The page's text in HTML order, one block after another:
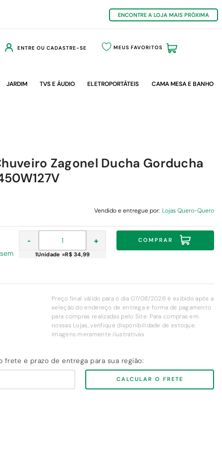
ENCONTRE A LOJA MAIS PRÓXIMA
ENTRE OU CADASTRE-SE MEUS FAVORITOS
JARDIM TVS E ÁUDIO ELETROPORTÁTEIS CAMA MESA E BANHO
Zagonel Ducha Gorducha
Vendido e entregue por: Lojas Quero-Quero
+
-
1Unidade =R$ 34,99
COMPRAR
Preço final válido para o dia 07/08/2026 é exibido após a
seleção do endereço de entrega e forma de pagamento
para compras realizadas pelo Site. Para compras em
nossas Lojas, verifique disponibilidade de estoque.
Imagens meramente ilustrativas
CALCULAR O FRETE